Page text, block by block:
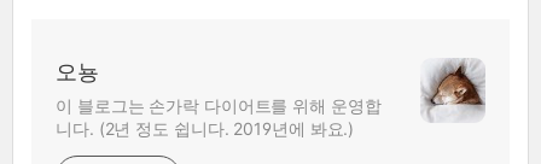
오뇽
이 블로그는 손가락 다이어트를 위해 운영합
니다. (2년 정도 쉽니다. 2019년에 봐요.)